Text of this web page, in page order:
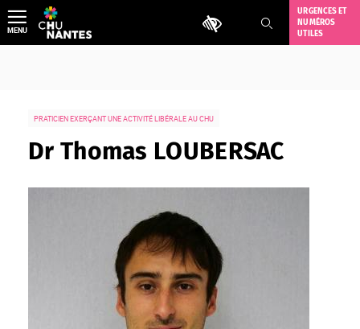
Aller
au
contenu
Outils d'accessibilité
URGENCES ET
NUMÉROS
UTILES
MENU
PRATICIEN EXERÇANT UNE ACTIVITÉ LIBÉRALE AU CHU
Dr Thomas LOUBERSAC